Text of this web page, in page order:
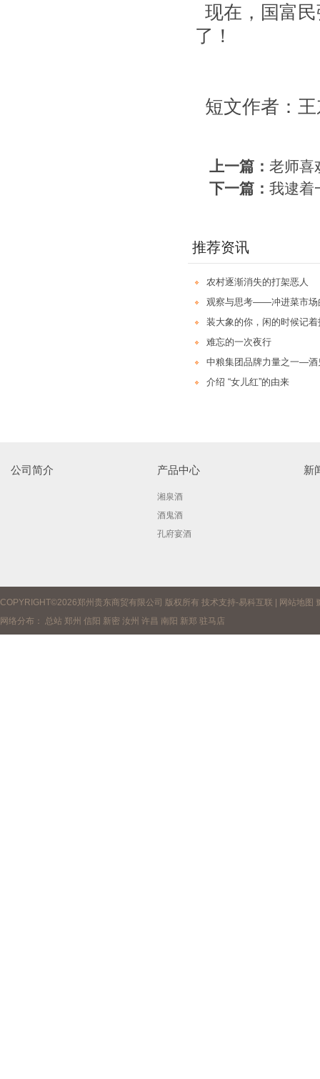
现在，国富
了！
短文作者：
上一篇： 老师喜
下一篇： 我逮着
推荐资讯
农村逐渐消失的打架恶人
观察与思考——冲进菜市场
装大象的你，闲的时候记
难忘的一次夜行
中粮集团品牌力量之一—酒
介绍 “女儿红”的由来
公司简介 产品中心
湘泉酒
酒鬼酒
孔府宴酒
新
COPYRIGHT©2026郑州贵东商贸有限公司 版权所有 技术支持-易科互联 网站地图
网络分布： 总站 郑州 信阳 新密 汝州 许昌 南阳 新郑 驻马店